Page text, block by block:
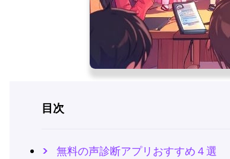
目次
無料の声診断アプリおすすめ４選